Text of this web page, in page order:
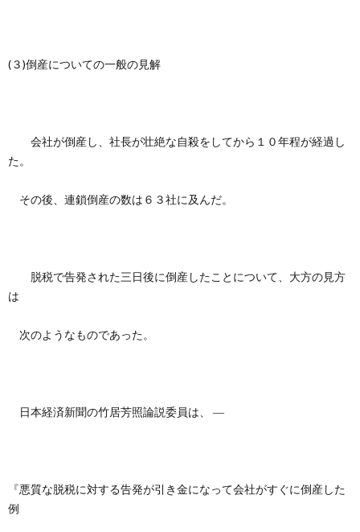
(３)倒産についての一般の見解
会社が倒産し、社長が壮絶な自殺をしてから１０年程が経過し
た。
その後、連鎖倒産の数は６３社に及んだ。
脱税で告発された三日後に倒産したことについて、大方の見方
は
次のようなものであった。
日本経済新聞の竹居芳照論説委員は、 ―
『悪質な脱税に対する告発が引き金になって会社がすぐに倒産した
例